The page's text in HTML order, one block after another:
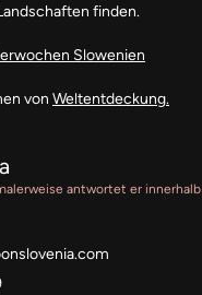
finden.
Slowenien
von Weltentdeckung.
antwortet er